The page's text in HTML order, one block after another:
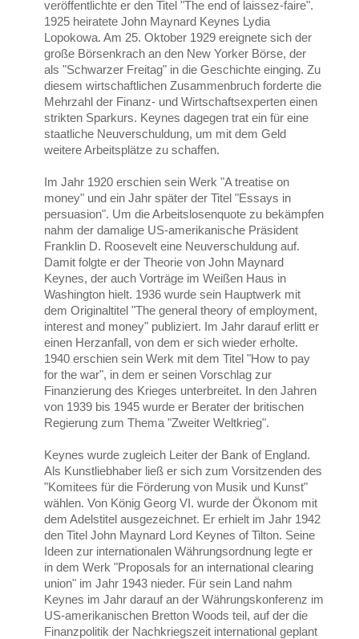
veröffentlichte er den Titel "The end of laissez-faire".
1925 heiratete John Maynard Keynes Lydia
Lopokowa. Am 25. Oktober 1929 ereignete sich der
große Börsenkrach an den New Yorker Börse, der
als "Schwarzer Freitag" in die Geschichte einging. Zu
diesem wirtschaftlichen Zusammenbruch forderte die
Mehrzahl der Finanz- und Wirtschaftsexperten einen
strikten Sparkurs. Keynes dagegen trat ein für eine
staatliche Neuverschuldung, um mit dem Geld
weitere Arbeitsplätze zu schaffen.
Im Jahr 1920 erschien sein Werk "A treatise on
money" und ein Jahr später der Titel "Essays in
persuasion". Um die Arbeitslosenquote zu bekämpfen
nahm der damalige US-amerikanische Präsident
Franklin D. Roosevelt eine Neuverschuldung auf.
Damit folgte er der Theorie von John Maynard
Keynes, der auch Vorträge im Weißen Haus in
Washington hielt. 1936 wurde sein Hauptwerk mit
dem Originaltitel "The general theory of employment,
interest and money" publiziert. Im Jahr darauf erlitt er
einen Herzanfall, von dem er sich wieder erholte.
1940 erschien sein Werk mit dem Titel "How to pay
for the war", in dem er seinen Vorschlag zur
Finanzierung des Krieges unterbreitet. In den Jahren
von 1939 bis 1945 wurde er Berater der britischen
Regierung zum Thema "Zweiter Weltkrieg".
Keynes wurde zugleich Leiter der Bank of England.
Als Kunstliebhaber ließ er sich zum Vorsitzenden des
"Komitees für die Förderung von Musik und Kunst"
wählen. Von König Georg VI. wurde der Ökonom mit
dem Adelstitel ausgezeichnet. Er erhielt im Jahr 1942
den Titel John Maynard Lord Keynes of Tilton. Seine
Ideen zur internationalen Währungsordnung legte er
in dem Werk "Proposals for an international clearing
union" im Jahr 1943 nieder. Für sein Land nahm
Keynes im Jahr darauf an der Währungskonferenz im
US-amerikanischen Bretton Woods teil, auf der die
Finanzpolitik der Nachkriegszeit international geplant